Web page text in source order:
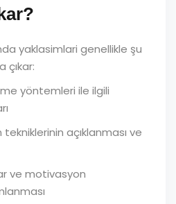
yaklasimlari genellikle şu
çıkar:
yöntemleri ile ilgili
açıklanması ve
ve motivasyon